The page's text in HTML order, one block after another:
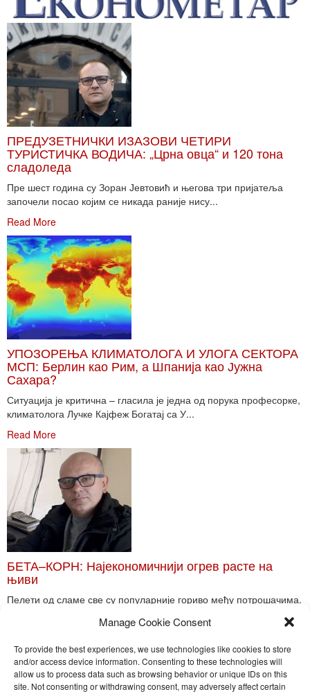
Manage Cookie Consent
To provide the best experiences, we use technologies like cookies to store
and/or access device information. Consenting to these technologies will
allow us to process data such as browsing behavior or unique IDs on this
site. Not consenting or withdrawing consent, may adversely affect certain
ПРЕДУЗЕТНИЧКИ ИЗАЗОВИ ЧЕТИРИ
ТУРИСТИЧКА ВОДИЧА: „Црна овца“ и 120 тона
сладоледа
Пре шест година су Зоран Јевтовић и његова три пријатеља
започели посао којим се никада раније нису...
Read More
УПОЗОРЕЊА КЛИМАТОЛОГА И УЛОГА СЕКТОРА
МСП: Берлин као Рим, а Шпанија као Јужна
Сахара?
Ситуација је критична – гласила је једна од порука професорке,
климатолога Лучке Кајфеж Богатај са У...
Read More
БЕТА–КОРН: Најекономичнији огрев расте на
њиви
Пелети од сламе све су популарније гориво међу потрошачима.
Toggle